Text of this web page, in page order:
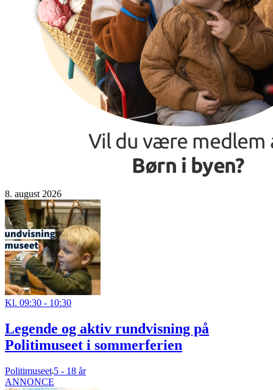
8. august 2026
Kl. 09:30 - 10:30
Legende og aktiv rundvisning på
Politimuseet i sommerferien
Politimuseet 5 - 18 år
ANNONCE